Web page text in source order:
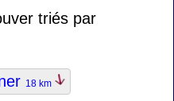
triés par
18 km